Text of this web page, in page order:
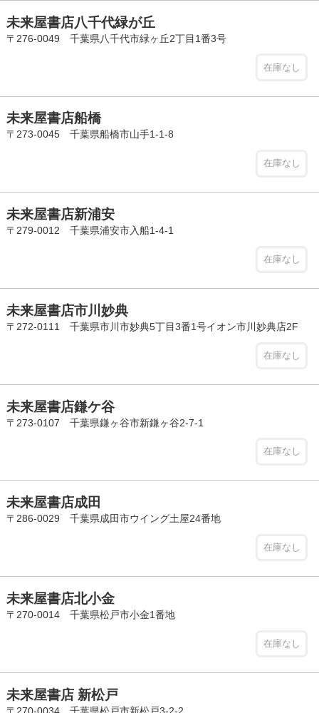
未来屋書店八千代緑が丘
〒276-0049 千葉県八千代市緑ヶ丘2丁目1番3号
在庫なし
未来屋書店船橋
〒273-0045 千葉県船橋市山手1-1-8
在庫なし
未来屋書店新浦安
〒279-0012 千葉県浦安市入船1-4-1
在庫なし
未来屋書店市川妙典
〒272-0111 千葉県市川市妙典5丁目3番1号イオン市川妙典店2F
在庫なし
未来屋書店鎌ケ谷
〒273-0107 千葉県鎌ヶ谷市新鎌ヶ谷2-7-1
在庫なし
未来屋書店成田
〒286-0029 千葉県成田市ウイング土屋24番地
在庫なし
未来屋書店北小金
〒270-0014 千葉県松戸市小金1番地
在庫なし
未来屋書店 新松戸
〒270-0034 千葉県松戸市新松戸3-2-2